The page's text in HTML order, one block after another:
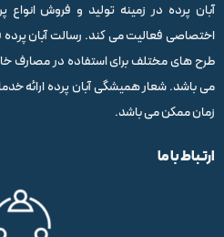
آبان پرده در زمینه تولید و فروش
اختصاصی فعالیت می کند. رسالت آبان
طرح های مختلف برای استفاده در مصارف
می باشد. شعار همیشگی آبان پرده ارائه
زمان ممکن می باشد.
ارتباط با ما